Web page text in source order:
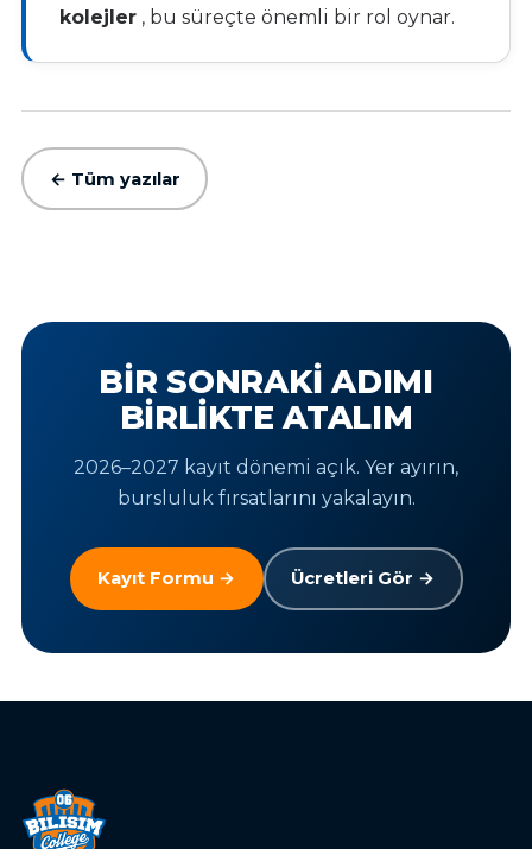
kolejler , bu süreçte önemli bir rol oynar.
← Tüm yazılar
BIR SONRAKI ADIMI
BIRLIKTE ATALIM
2026–2027 kayıt dönemi açık. Yer ayırın,
bursluluk fırsatlarını yakalayın.
Kayıt Formu → Ücretleri Gör →